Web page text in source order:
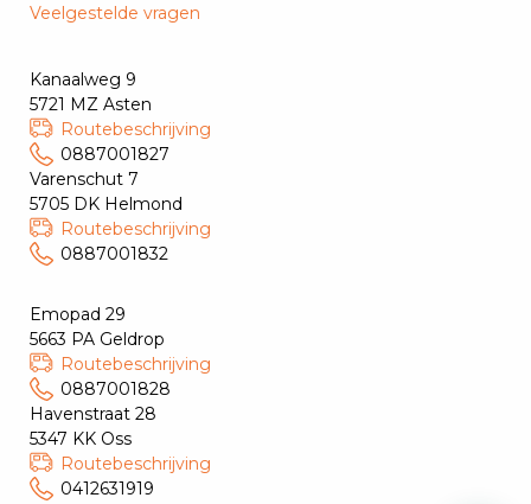
Veelgestelde vragen
Kanaalweg 9
5721 MZ Asten
Routebeschrijving
0887001827
Varenschut 7
5705 DK Helmond
Routebeschrijving
0887001832
Emopad 29
5663 PA Geldrop
Routebeschrijving
0887001828
Havenstraat 28
5347 KK Oss
Routebeschrijving
0412631919